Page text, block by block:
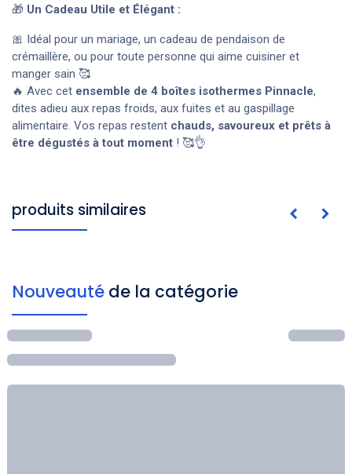
🎁 Un Cadeau Utile et Élégant :
🎀 Idéal pour un mariage, un cadeau de pendaison de
crémaillère, ou pour toute personne qui aime cuisiner et
manger sain 🥰
🔥 Avec cet ensemble de 4 boîtes isothermes Pinnacle,
dites adieu aux repas froids, aux fuites et au gaspillage
alimentaire. Vos repas restent chauds, savoureux et prêts à
être dégustés à tout moment ! 🥰👌
produits similaires
Nouveauté de la catégorie